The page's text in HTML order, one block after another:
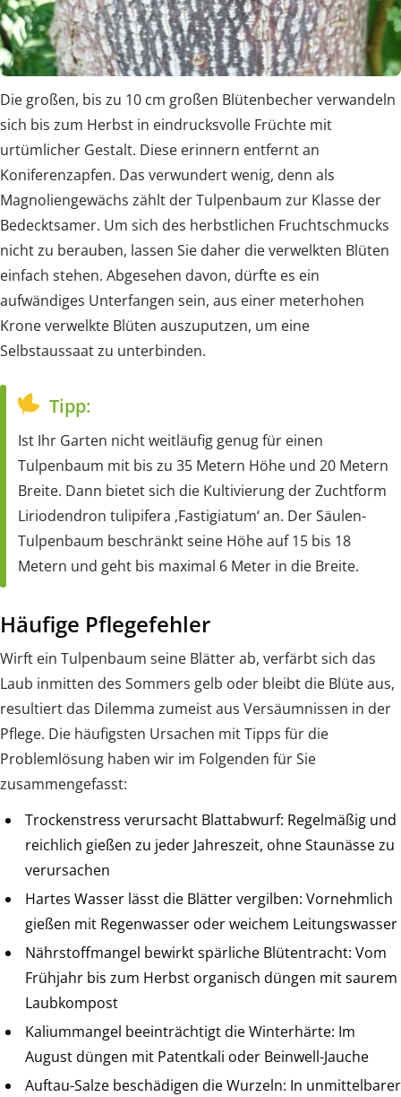
Die großen, bis zu 10 cm großen Blütenbecher verwandeln
sich bis zum Herbst in eindrucksvolle Früchte mit
urtümlicher Gestalt. Diese erinnern entfernt an
Koniferenzapfen. Das verwundert wenig, denn als
Magnoliengewächs zählt der Tulpenbaum zur Klasse der
Bedecktsamer. Um sich des herbstlichen Fruchtschmucks
nicht zu berauben, lassen Sie daher die verwelkten Blüten
einfach stehen. Abgesehen davon, dürfte es ein
aufwändiges Unterfangen sein, aus einer meterhohen
Krone verwelkte Blüten auszuputzen, um eine
Selbstaussaat zu unterbinden.
Tipp:
Ist Ihr Garten nicht weitläufig genug für einen
Tulpenbaum mit bis zu 35 Metern Höhe und 20 Metern
Breite. Dann bietet sich die Kultivierung der Zuchtform
Liriodendron tulipifera ‚Fastigiatum‘ an. Der Säulen-
Tulpenbaum beschränkt seine Höhe auf 15 bis 18
Metern und geht bis maximal 6 Meter in die Breite.
Häufige Pflegefehler
Wirft ein Tulpenbaum seine Blätter ab, verfärbt sich das
Laub inmitten des Sommers gelb oder bleibt die Blüte aus,
resultiert das Dilemma zumeist aus Versäumnissen in der
Pflege. Die häufigsten Ursachen mit Tipps für die
Problemlösung haben wir im Folgenden für Sie
zusammengefasst:
Trockenstress verursacht Blattabwurf: Regelmäßig und
reichlich gießen zu jeder Jahreszeit, ohne Staunässe zu
verursachen
Hartes Wasser lässt die Blätter vergilben: Vornehmlich
gießen mit Regenwasser oder weichem Leitungswasser
Nährstoffmangel bewirkt spärliche Blütentracht: Vom
Frühjahr bis zum Herbst organisch düngen mit saurem
Laubkompost
Kaliummangel beeinträchtigt die Winterhärte: Im
August düngen mit Patentkali oder Beinwell-Jauche
Auftau-Salze beschädigen die Wurzeln: In unmittelbarer